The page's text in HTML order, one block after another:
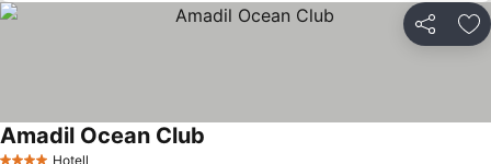
Del
Hotell
Amadil Ocean Club